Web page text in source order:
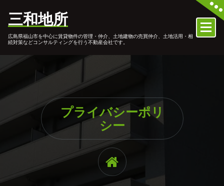
ス
三和地所
広島県福山市を中心に賃貸物件の管理・仲介、土地建物の売買仲介、土地活用・相
続対策などコンサルティングを行う不動産会社です。
プライバシーポリ
シー